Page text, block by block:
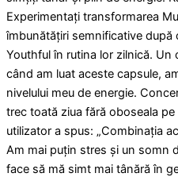
Experimentați transformarea
îmbunătățiri semnificative după
Youthful în rutina lor zilnică. Un
când am luat aceste capsule,
nivelului meu de energie.
trec toată ziua fără oboseala
utilizator a spus: „Combinația
Am mai puțin stres și un somn
face să mă simt mai tânără în